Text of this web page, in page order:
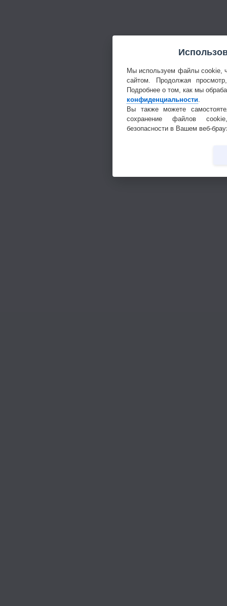
Мы используем файлы cookie,
сайтом. Продолжая
Подробнее о том, как мы
конфиденциальности.
Вы также можете
сохранение файлов
безопасности в Вашем веб-